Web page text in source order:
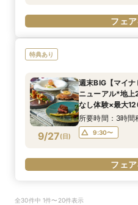
フェ
特典あり
9/27(日)
週末BIG【マイ
ニューアル*地上
なし体験×最大
所要時間：3時間
9:30〜
フェ
全30件中 1件〜20件表示